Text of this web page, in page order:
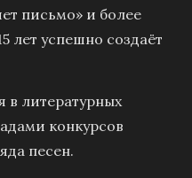
письмо» и более
лет успешно создаёт
в литературных
конкурсов
песен.